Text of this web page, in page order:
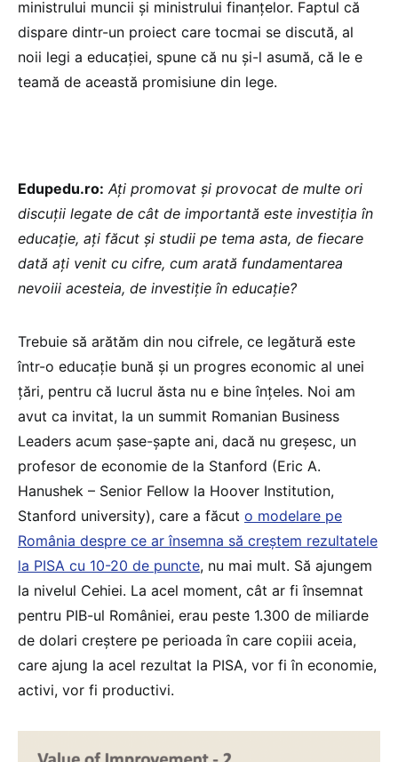
ministrului muncii și ministrului finanțelor. Faptul că
dispare dintr-un proiect care tocmai se discută, al
noii legi a educației, spune că nu și-l asumă, că le e
teamă de această promisiune din lege.
Edupedu.ro: Ați promovat și provocat de multe ori
discuții legate de cât de importantă este investiția în
educație, ați făcut și studii pe tema asta, de fiecare
dată ați venit cu cifre, cum arată fundamentarea
nevoiii acesteia, de investiție în educație?
Trebuie să arătăm din nou cifrele, ce legătură este
într-o educație bună și un progres economic al unei
țări, pentru că lucrul ăsta nu e bine înțeles. Noi am
avut ca invitat, la un summit Romanian Business
Leaders acum șase-șapte ani, dacă nu greșesc, un
profesor de economie de la Stanford (Eric A.
Hanushek – Senior Fellow la Hoover Institution,
Stanford university), care a făcut o modelare pe
România despre ce ar însemna să creștem rezultatele
la PISA cu 10-20 de puncte, nu mai mult. Să ajungem
la nivelul Cehiei. La acel moment, cât ar fi însemnat
pentru PIB-ul României, erau peste 1.300 de miliarde
de dolari creștere pe perioada în care copiii aceia,
care ajung la acel rezultat la PISA, vor fi în economie,
activi, vor fi productivi.